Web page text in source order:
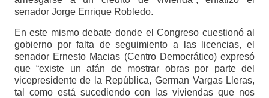
senador Jorge Enrique Robledo.
En este mismo debate donde el Congreso cuestionó al
gobierno por falta de seguimiento a las licencias, el
senador Ernesto Macias (Centro Democrático) expresó
que “existe un afán de mostrar obras por parte del
vicepresidente de la República, German Vargas Lleras,
tal como está sucediendo con las viviendas que nos